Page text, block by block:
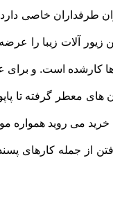
طرفداران خاصی
زیور آلات زیبا را
ها کارشده است. و
های معطر گرفته
می روید همواره
از جمله کارهای